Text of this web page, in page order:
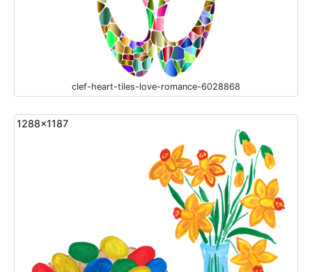
clef-heart-tiles-love-romance-6028868
1288x1187